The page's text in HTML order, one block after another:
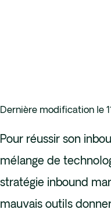
Dernière modification le
Pour réussir son
mélange de
stratégie inbound
mauvais outils